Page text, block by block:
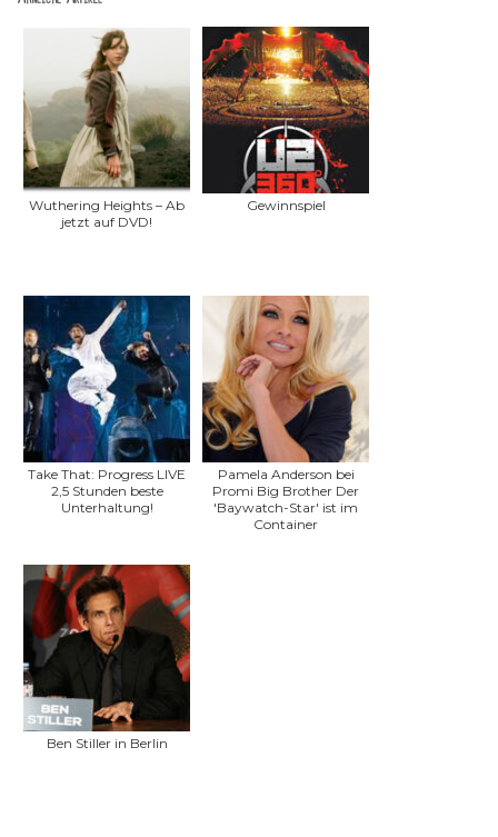
Wuthering Heights – Ab
jetzt auf DVD!
Gewinnspiel
Take That: Progress LIVE
2,5 Stunden beste
Unterhaltung!
Pamela Anderson bei
Promi Big Brother Der
'Baywatch-Star' ist im
Container
Ben Stiller in Berlin